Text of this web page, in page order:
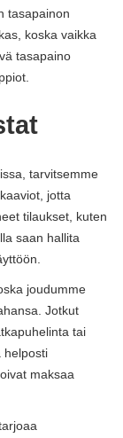
tasapainon
koska vaikka
tasapaino
tarvitsemme
jotta
tilaukset, kuten
saan hallita
joudumme
Jotkut
tai
helposti
maksaa